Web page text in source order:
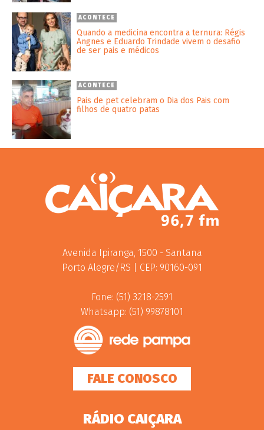
ACONTECE
Quando a medicina encontra a ternura: Régis
Angnes e Eduardo Trindade vivem o desafio
de ser pais e médicos
ACONTECE
Pais de pet celebram o Dia dos Pais com
filhos de quatro patas
Avenida Ipiranga, 1500 - Santana
Porto Alegre/RS | CEP: 90160-091
Fone: (51) 3218-2591
Whatsapp: (51) 99878101
FALE CONOSCO
RÁDIO CAIÇARA